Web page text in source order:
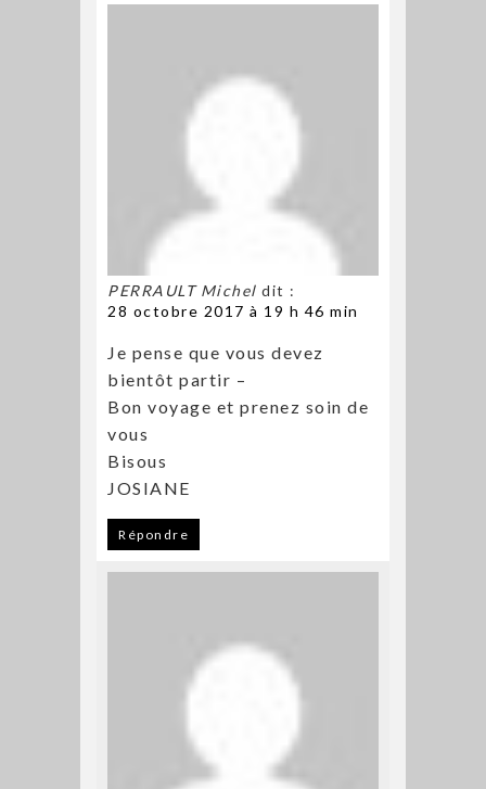
PERRAULT Michel dit :
28 octobre 2017 à 19 h 46 min
Je pense que vous devez
bientôt partir –
Bon voyage et prenez soin de
vous
Bisous
JOSIANE
Répondre